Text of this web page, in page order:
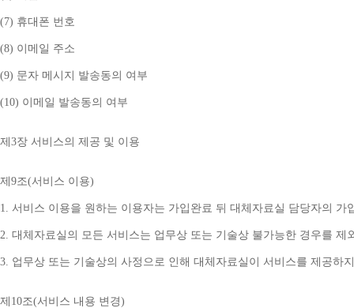
(7) 휴대폰 번호
(8) 이메일 주소
(9) 문자 메시지 발송동의 여부
(10) 이메일 발송동의 여부
제 3장 서비스의 제공 및 이용
제 9조(서비스 이용)
1. 서비스 이용을 원하는 이용자는 가입완료 뒤 대체자료실 담당자의
2. 대체자료실의 모든 서비스는 업무상 또는 기술상 불가능한 경우를 제
3. 업무상 또는 기술상의 사정으로 인해 대체자료실이 서비스를 제공하
제 10조(서비스 내용 변경)